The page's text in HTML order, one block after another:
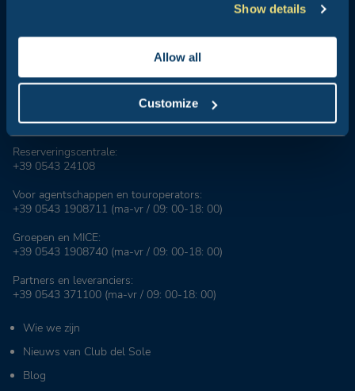
Show details
Allow all
Customize
Club del Sole staat synoniem voor vakanties in de open lucht: 29
vakantiedorpen op een steenworp afstand van de zee, in de
bergen, langs de kusten van de badplaatsen die symbool staan
voor de Italiaanse zomer, de meest geliefde in Italië en in de
wereld.
Reserveringscentrale:
+39 0543 24108
Voor agentschappen en touroperators:
+39 0543 1908711 (ma-vr / 09: 00-18: 00)
Groepen en MICE:
+39 0543 1908740 (ma-vr / 09: 00-18: 00)
Partners en leveranciers:
+39 0543 371100 (ma-vr / 09: 00-18: 00)
Wie we zijn
Nieuws van Club del Sole
Blog